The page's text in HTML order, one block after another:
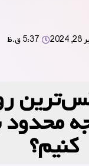
5:37 ق.ظ
محدود
کنیم؟